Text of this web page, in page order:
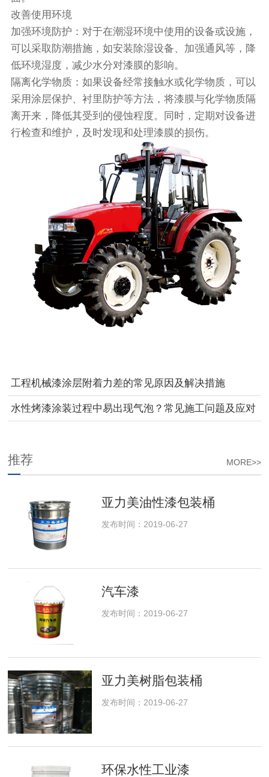
改善使用环境
加强环境防护：对于在潮湿环境中使用的设备或设施，
可以采取防潮措施，如安装除湿设备、加强通风等，降
低环境湿度，减少水分对漆膜的影响。
隔离化学物质：如果设备经常接触水或化学物质，可以
采用涂层保护、衬里防护等方法，将漆膜与化学物质隔
离开来，降低其受到的侵蚀程度。同时，定期对设备进
行检查和维护，及时发现和处理漆膜的损伤。
工程机械漆涂层附着力差的常见原因及解决措施
水性烤漆涂装过程中易出现气泡？常见施工问题及应对
MORE>>
推荐
亚力美油性漆包装桶
发布时间：2019-06-27
汽车漆
发布时间：2019-06-27
亚力美树脂包装桶
发布时间：2019-06-27
环保水性工业漆